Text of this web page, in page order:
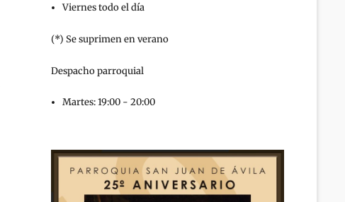
Viernes todo el día
(*) Se suprimen en verano
Despacho parroquial
Martes: 19:00 - 20:00